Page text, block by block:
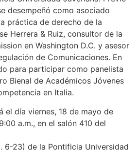
desempeñó como asociado
práctica de derecho de la
Herrera & Ruiz, consultor de la
en Washington D.C. y asesor
de Comunicaciones. En
para participar como panelista
Bienal de Académicos Jóvenes
en Italia.
el día viernes, 18 de mayo de
a.m., en el salón 410 del
6-23) de la Pontificia Universidad